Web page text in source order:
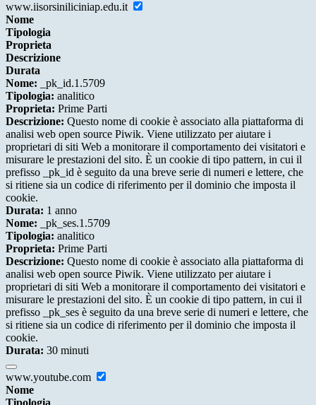
www.iisorsiniliciniap.edu.it
Nome
Tipologia
Proprieta
Descrizione
Durata
Nome: _pk_id.1.5709
Tipologia: analitico
Proprieta: Prime Parti
Descrizione: Questo nome di cookie è associato alla piattaforma di
analisi web open source Piwik. Viene utilizzato per aiutare i
proprietari di siti Web a monitorare il comportamento dei visitatori e
misurare le prestazioni del sito. È un cookie di tipo pattern, in cui il
prefisso _pk_id è seguito da una breve serie di numeri e lettere, che
si ritiene sia un codice di riferimento per il dominio che imposta il
cookie.
Durata: 1 anno
Nome: _pk_ses.1.5709
Tipologia: analitico
Proprieta: Prime Parti
Descrizione: Questo nome di cookie è associato alla piattaforma di
analisi web open source Piwik. Viene utilizzato per aiutare i
proprietari di siti Web a monitorare il comportamento dei visitatori e
misurare le prestazioni del sito. È un cookie di tipo pattern, in cui il
prefisso _pk_ses è seguito da una breve serie di numeri e lettere, che
si ritiene sia un codice di riferimento per il dominio che imposta il
cookie.
Durata: 30 minuti
www.youtube.com
Nome